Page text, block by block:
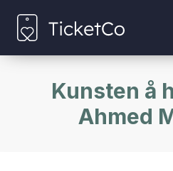
Kunsten å
Ahmed